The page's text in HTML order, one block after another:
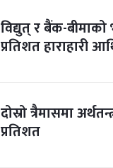
विद्युत् र बैंक-
प्रतिशत हाराहारी
दोस्रो त्रैमासमा
प्रतिशत